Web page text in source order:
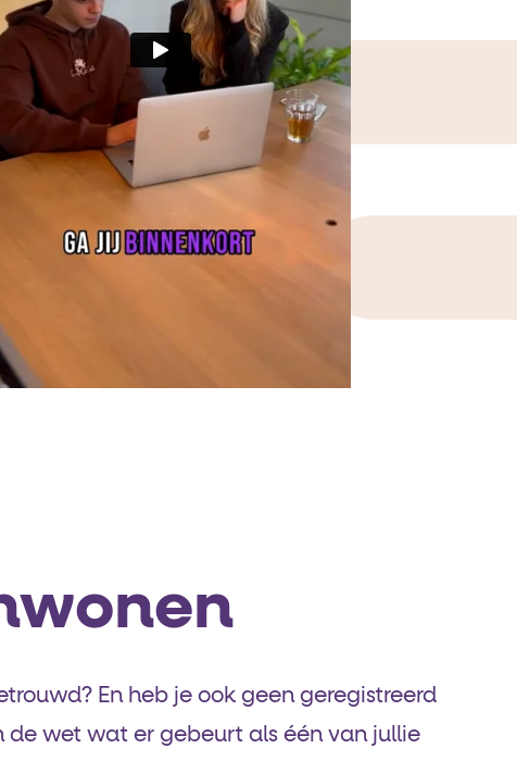
En heb je ook geen geregistreerd
de wet wat er gebeurt als één van jullie